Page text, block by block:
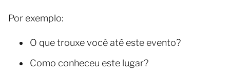
Por exemplo:
O que trouxe você até este evento?
Como conheceu este lugar?